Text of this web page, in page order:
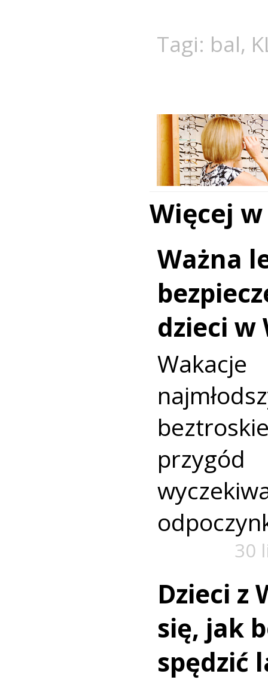
Tagi: bal,
Więcej
Ważna
dzieci w
30
Dzieci z
się, jak
spędzić